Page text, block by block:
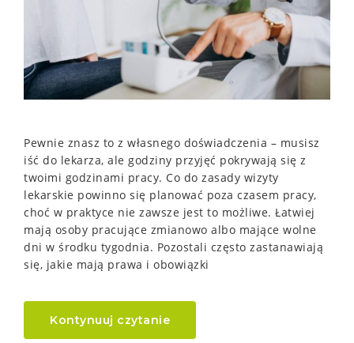
Pewnie znasz to z własnego doświadczenia – musisz
iść do lekarza, ale godziny przyjęć pokrywają się z
twoimi godzinami pracy. Co do zasady wizyty
lekarskie powinno się planować poza czasem pracy,
choć w praktyce nie zawsze jest to możliwe. Łatwiej
mają osoby pracujące zmianowo albo mające wolne
dni w środku tygodnia. Pozostali często zastanawiają
się, jakie mają prawa i obowiązki
Kontynuuj czytanie